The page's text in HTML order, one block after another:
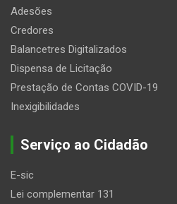
Adesões
Credores
Balancetres Digitalizados
Dispensa de Licitação
Prestação de Contas COVID-19
Inexigibilidades
Serviço ao Cidadão
E-sic
Lei complementar 131